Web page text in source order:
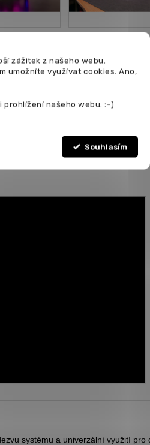
zážitek z našeho webu.
umožníte využívat cookies. Ano,
prohlížení našeho webu. :-)
Souhlasím
systému a univerzální využití